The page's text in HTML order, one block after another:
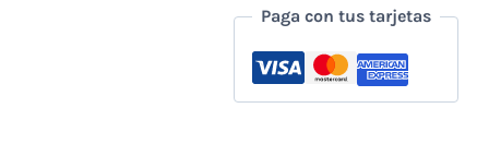
Estantes
Decorativos
Hexagonales
Paga con tus tarjetas